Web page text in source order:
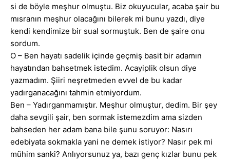
si de böyle meşhur olmuştu. Biz okuyucular, acaba şair bu
mısranın meşhur olacağını bilerek mi bunu yazdı, diye
kendi kendimize bir sual sormuştuk. Ben de şaire onu
sordum.
O – Ben hayatı sadelik içinde geçmiş basit bir adamın
hayatından bahsetmek istedim. Acayiplik olsun diye
yazmadım. Şiiri neşretmeden evvel de bu kadar
yadırganacağını tahmin etmiyordum.
Ben – Yadırganmamıştır. Meşhur olmuştur, dedim. Bir şey
daha sevgili şair, ben sormak istemezdim ama sizden
bahseden her adam bana bile şunu soruyor: Nasırı
edebiyata sokmakla yani ne demek istiyor? Nasır pek mi
mühim sanki? Anlıyorsunuz ya, bazı genç kızlar bunu pek